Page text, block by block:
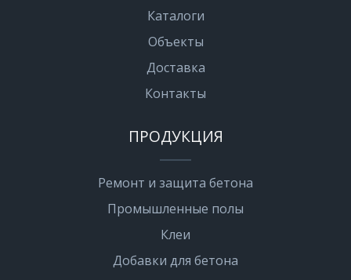
Каталоги
Объекты
Доставка
Контакты
ПРОДУКЦИЯ
Ремонт и защита бетона
Промышленные полы
Клеи
Добавки для бетона